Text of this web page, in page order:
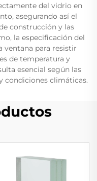
del vidrio en
asegurando así el
construcción y las
la especificación del
ventana para resistir
de temperatura y
esencial según las
condiciones climáticas.